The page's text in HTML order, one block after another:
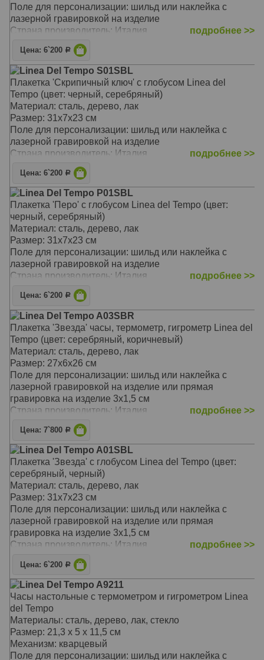
Поле для персонализации: шильд или наклейка с
лазерной гравировкой на изделие
Страна производитель: Италия
подробнее >>
Цена: 6`200 Р
Linea Del Tempo S01SBL
Плакетка 'Скрипичный ключ' с глобусом Linea del
Tempo (цвет: черный, серебряный)
Материал: сталь, дерево, лак
Размер: 31х7х23 см
Поле для персонализации: шильд или наклейка с
лазерной гравировкой на изделие
Страна производитель: Италия
подробнее >>
Цена: 6`200 Р
Linea Del Tempo P01SBL
Плакетка 'Перо' с глобусом Linea del Tempo (цвет:
черный, серебряный)
Материал: сталь, дерево, лак
Размер: 31х7х23 см
Поле для персонализации: шильд или наклейка с
лазерной гравировкой на изделие
Страна производитель: Италия
подробнее >>
Цена: 6`200 Р
Linea Del Tempo A03SBR
Плакетка 'Звезда' часы, термометр, гигрометр Linea del
Tempo (цвет: серебряный, коричневый)
Материал: сталь, дерево, лак
Размер: 27х6х26 см
Поле для персонализации: шильд или наклейка с
лазерной гравировкой на изделие или прямая
гравировка на изделие 3х1,5 см
Страна производитель: Италия
подробнее >>
Цена: 7`800 Р
Linea Del Tempo A01SBL
Плакетка 'Звезда' с глобусом Linea del Tempo (цвет:
серебряный, черный)
Материал: сталь, дерево, лак
Размер: 31х7х23 см
Поле для персонализации: шильд или наклейка с
лазерной гравировкой на изделие или прямая
гравировка на изделие 3х1,5 см
Страна производитель: Италия
подробнее >>
Цена: 6`200 Р
Linea Del Tempo A9211
Часы настольные с термометром и гигрометром Linea
del Tempo
Материалы: сталь, дерево, лак, стекло
Размер: 21,3 х 5 х 11,5 см
Механизм: кварцевый
Поле для персонализации: шильд или наклейка с